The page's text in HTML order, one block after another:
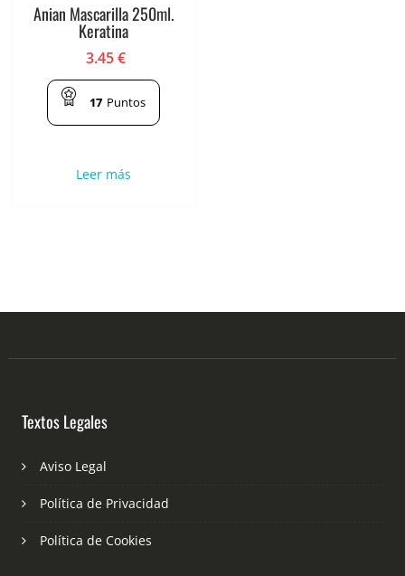
Anian Mascarilla 250ml.
Keratina
3.45€
17 Puntos
Leer más
Textos Legales
Aviso Legal
Política de Privacidad
Política de Cookies